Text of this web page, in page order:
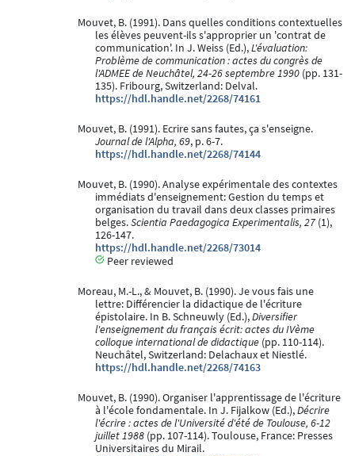
Mouvet, B. (1991). Dans quelles conditions contextuelles
les élèves peuvent-ils s'approprier un 'contrat de
communication'. In J. Weiss (Ed.),L'évaluation:
Problème de communication : actes du congrès de
l'ADMEE de Neuchâtel, 24-26 septembre 1990 (pp. 131-
135). Fribourg, Switzerland: Delval.
https://hdl.handle.net/2268/74161
Mouvet, B. (1991). Ecrire sans fautes, ça s'enseigne.
Journal de l'Alpha, 69, p. 6-7.
https://hdl.handle.net/2268/74144
Mouvet, B. (1990). Analyse expérimentale des contextes
immédiats d'enseignement: Gestion du temps et
organisation du travail dans deux classes primaires
belges.Scientia Paedagogica Experimentalis, 27 (1),
126-147.
https://hdl.handle.net/2268/73014
Peer reviewed
Moreau, M.-L., & Mouvet, B. (1990). Je vous fais une
lettre: Différencier la didactique de l'écriture
épistolaire. In B. Schneuwly (Ed.),Diversifier
l'enseignement du français écrit: actes du IVème
colloque international de didactique (pp. 110-114).
Neuchâtel, Switzerland: Delachaux et Niestlé.
https://hdl.handle.net/2268/74163
Mouvet, B. (1990). Organiser l'apprentissage de l'écriture
à l'école fondamentale. In J. Fijalkow (Ed.),Décrire
l'écrire : actes de l'Université d'été de Toulouse, 6-12
juillet 1988 (pp. 107-114). Toulouse, France: Presses
Universitaires du Mirail.